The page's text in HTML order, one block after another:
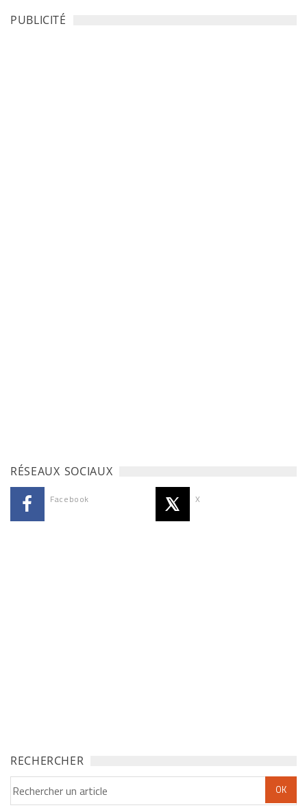
PUBLICITÉ
RÉSEAUX SOCIAUX
Facebook X
RECHERCHER